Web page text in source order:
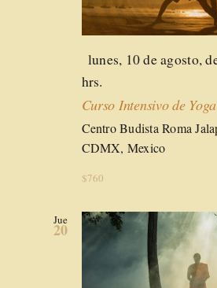
Destacado
lunes, 10 de agosto,
hrs.
Curso Intensivo de
Centro Budista Roma
CDMX, Mexico
$760
Jue
20